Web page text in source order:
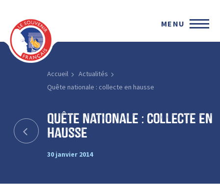
MENU
Accueil
Actualités
Quête nationale : collecte en hausse
Quête nationale : collecte en
hausse
30 janvier 2014